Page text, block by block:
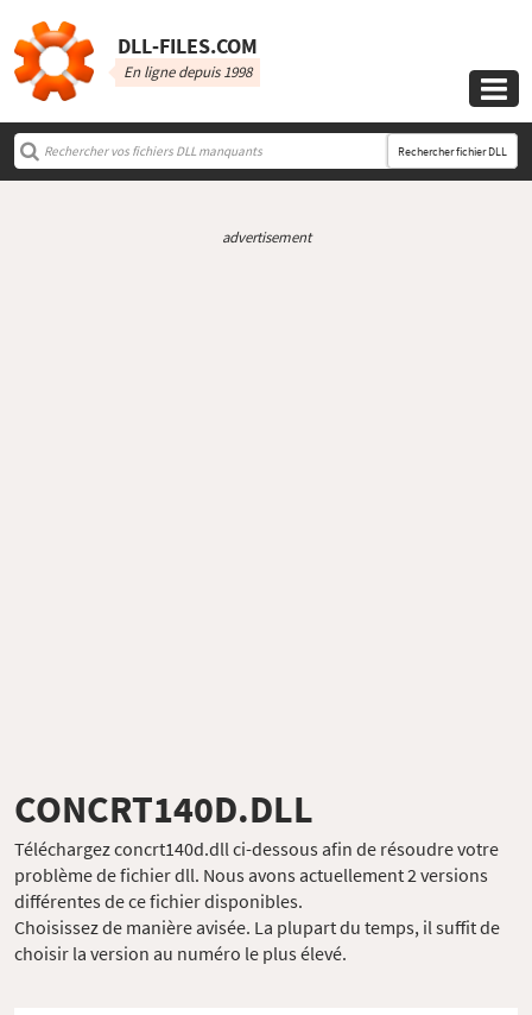
DLL‑FILES.COM
En ligne depuis 1998

Rechercher fichier DLL
advertisement
CONCRT140D.DLL
Téléchargez concrt140d.dll ci-dessous afin de résoudre votre
problème de fichier dll. Nous avons actuellement 2 versions
différentes de ce fichier disponibles.
Choisissez de manière avisée. La plupart du temps, il suffit de
choisir la version au numéro le plus élevé.